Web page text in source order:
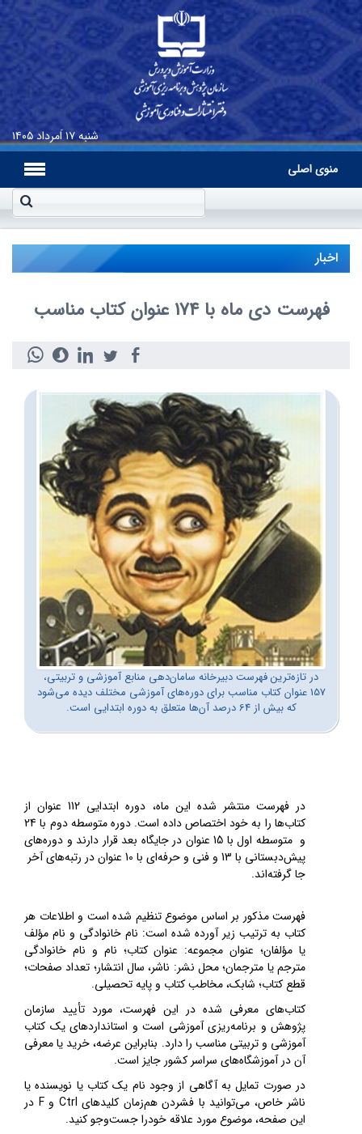
شنبه۱۷ اَمرداد ۱۴۰۵
منوی اصلی
اخبار
فهرست دی ماه با 174 عنوان کتاب‌ مناسب
در تازه‌ترین فهرست دبیرخانه سامان‌دهی منابع آموزشی و تربیتی،
157 عنوان کتاب مناسب برای دوره‌های آموزشی مختلف دیده می‌شود
که بیش از 64 درصد آن‌ها متعلق به دوره ابتدایی است.
در فهرست منتشر شده این ماه، دوره ابتدایی 112 عنوان از
کتاب‌ها را به خود اختصاص داده است. دوره متوسطه دوم با 24
و متوسطه اول با 15 عنوان در جایگاه بعد قرار دارند و دوره‌های
پیش‌دبستانی با 13 و فنی و حرفه‌ای با 10 عنوان در رتبه‌های آخر
جا گرفته‌اند.
فهرست مذکور بر اساس موضوع تنظیم شده است و اطلاعات هر
کتاب به ترتیب زیر آورده شده است: نام خانوادگی و نام مؤلف
یا مؤلفان؛ عنوان مجموعه: عنوان کتاب؛ نام و نام خانوادگی
مترجم یا مترجمان؛ محل نشر: ناشر، سال انتشار؛ تعداد صفحات؛
قطع کتاب؛ شابک، مخاطب کتاب و پایه تحصیلی.
کتاب‌های معرفی شده در این فهرست، مورد تأیید سازمان
پژوهش و برنامه‌ریزی آموزشی است و استانداردهای یک کتاب
آموزشی و تربیتی مناسب را دارد. بنابراین عرضه، خرید یا معرفی
آن در آموزشگاه‌های سراسر کشور جایز است.
در صورت تمایل به آگاهی از وجود نام یک کتاب یا نویسنده یا
ناشر خاص، می‌توانید با فشردن هم‌زمان کلیدهای Ctrl وF در
این صفحه، موضوع مورد علاقه خودرا جست‌وجو کنید.